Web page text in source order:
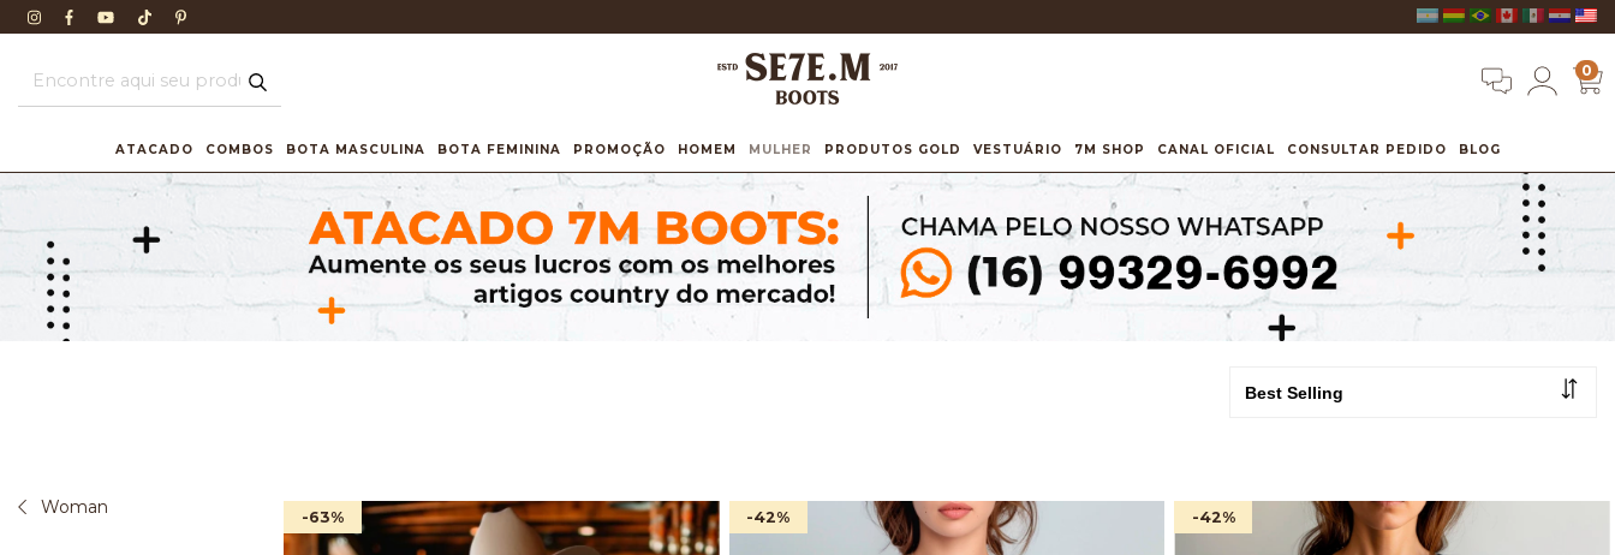
0
ATACADO COMBOS BOTA MASCULINA BOTA FEMININA PROMOÇÃO HOMEM MULHER PRODUTOS GOLD VESTUÁRIO 7M SHOP CANAL OFICIAL CONSULTAR PEDIDO BLOG
Woman -63% -42% -42%